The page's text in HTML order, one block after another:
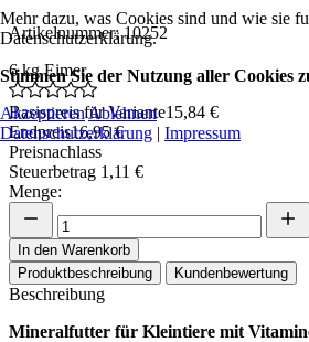
Artikelnummer: 10252
6 kg Eimer
Basispreis für Variante15,84 €
Endpreis16,95 €
Preisnachlass
Steuerbetrag 1,11 €
Menge:
In den Warenkorb
Produktbeschreibung
Kundenbewertung
Beschreibung
Mineralfutter für Kleintiere mit
Mehr dazu, was Cookies sind und wie sie
Datenschutzerklärung.
Stimmen Sie der Nutzung aller Cookies
AkzeptierenAblehnen
Datenschutzerklärung | Impressum